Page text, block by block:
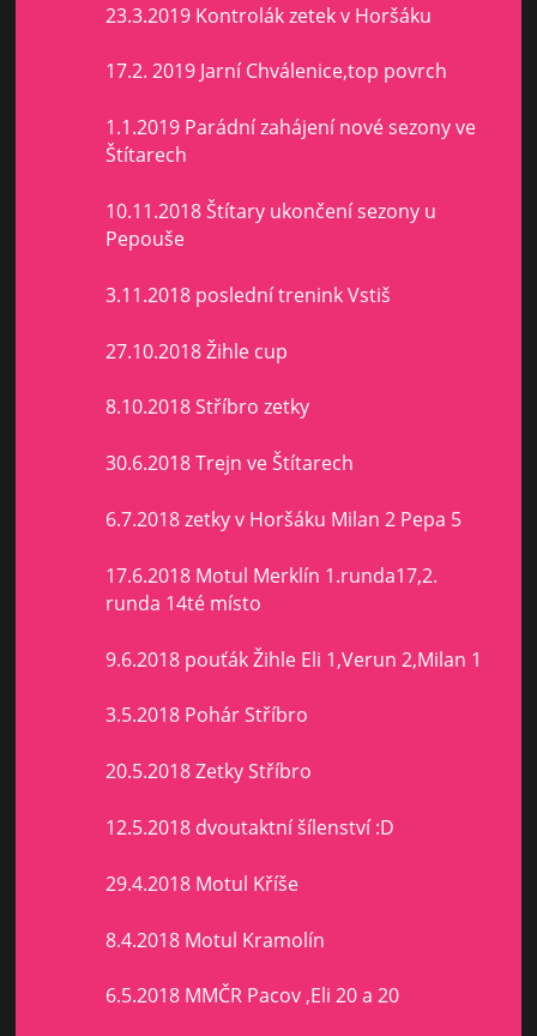
23.3.2019 Kontrolák zetek v Horšáku
17.2. 2019 Jarní Chválenice,top povrch
1.1.2019 Parádní zahájení nové sezony ve
Štítarech
10.11.2018 Štítary ukončení sezony u
Pepouše
3.11.2018 poslední trenink Vstiš
27.10.2018 Žihle cup
8.10.2018 Stříbro zetky
30.6.2018 Trejn ve Štítarech
6.7.2018 zetky v Horšáku Milan 2 Pepa 5
17.6.2018 Motul Merklín 1.runda17,2.
runda 14té místo
9.6.2018 pouťák Žihle Eli 1,Verun 2,Milan 1
3.5.2018 Pohár Stříbro
20.5.2018 Zetky Stříbro
12.5.2018 dvoutaktní šílenství :D
29.4.2018 Motul Kříše
8.4.2018 Motul Kramolín
6.5.2018 MMČR Pacov ,Eli 20 a 20